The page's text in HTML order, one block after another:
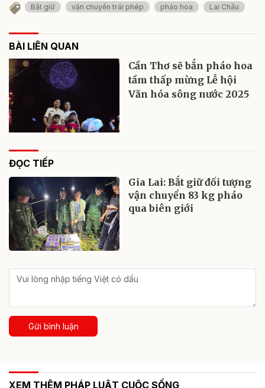
Bắt giữ vận chuyển trái phép pháo hoa Lai Châu
BÀI LIÊN QUAN
Cần Thơ sẽ bắn pháo hoa
tầm thấp mừng Lễ hội
Văn hóa sông nước 2025
ĐỌC TIẾP
Gia Lai: Bắt giữ đối tượng
vận chuyển 83 kg pháo
qua biên giới
Gửi bình luận
XEM THÊM PHÁP LUẬT CUỘC SỐNG